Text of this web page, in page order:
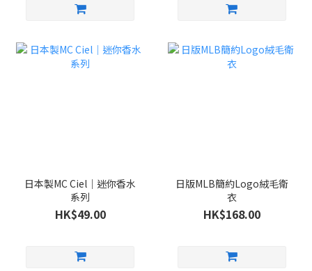
日本製MC Ciel｜迷你香水
系列
HK$49.00
日版MLB簡約Logo絨毛衛
衣
HK$168.00